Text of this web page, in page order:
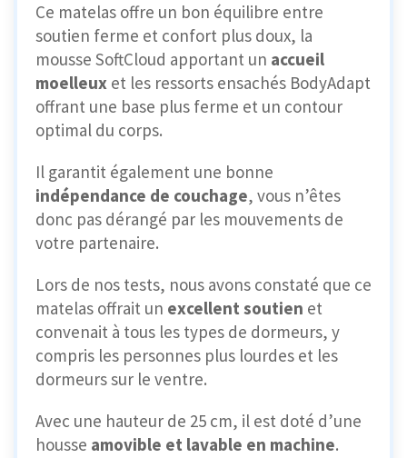
Ce matelas offre un bon équilibre entre
soutien ferme et confort plus doux, la
mousse SoftCloud apportant un accueil
moelleux et les ressorts ensachés BodyAdapt
offrant une base plus ferme et un contour
optimal du corps.
Il garantit également une bonne
indépendance de couchage, vous n’êtes
donc pas dérangé par les mouvements de
votre partenaire.
Lors de nos tests, nous avons constaté que ce
matelas offrait un excellent soutien et
convenait à tous les types de dormeurs, y
compris les personnes plus lourdes et les
dormeurs sur le ventre.
Avec une hauteur de 25 cm, il est doté d’une
housse amovible et lavable en machine.